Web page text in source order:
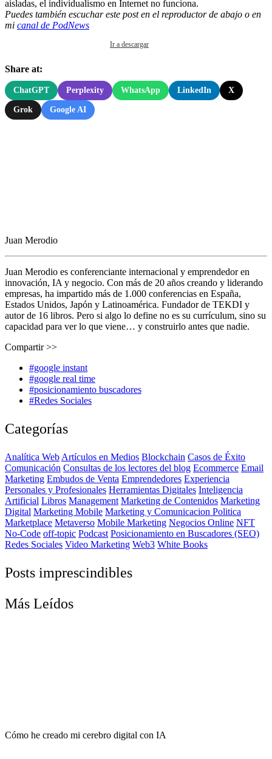
aisladas, el individualismo en Internet no funciona.
Puedes también escuchar este post en el reproductor de abajo o en
mi canal de PodNews
Ir a descargar
Share at:
ChatGPT Perplexity WhatsApp LinkedIn X
Grok Google AI
Juan Merodio
Juan Merodio es conferenciante internacional y emprendedor en
innovación, IA y negocio. Con más de 20 años creando y liderando
empresas, ha impartido más de 1.000 conferencias en España,
Estados Unidos, Japón y Latinoamérica. Fundador de TEKDI y
autor de 16 libros. Pero si algo lo define no es su currículum, sino su
capacidad para ver lo que viene… y construirlo antes que nadie.
Compartir >>
#google instant
#google real time
#posicionamiento buscadores
#Redes Sociales
Categorías
Analítica Web Artículos en Medios Blockchain Casos de Éxito
Comunicación Consultas de los lectores del blog Ecommerce Email
Marketing Embudos de Venta Emprendedores Experiencia
Personales y Profesionales Herramientas Digitales Inteligencia
Artificial Libros Management Marketing de Contenidos Marketing
Digital Marketing Mobile Marketing y Comunicacion Politica
Marketplace Metaverso Mobile Marketing Negocios Online NFT
No-Code off-topic Podcast Posicionamiento en Buscadores (SEO)
Redes Sociales Video Marketing Web3 White Books
Posts imprescindibles
Más Leídos
Cómo he creado mi cerebro digital con IA